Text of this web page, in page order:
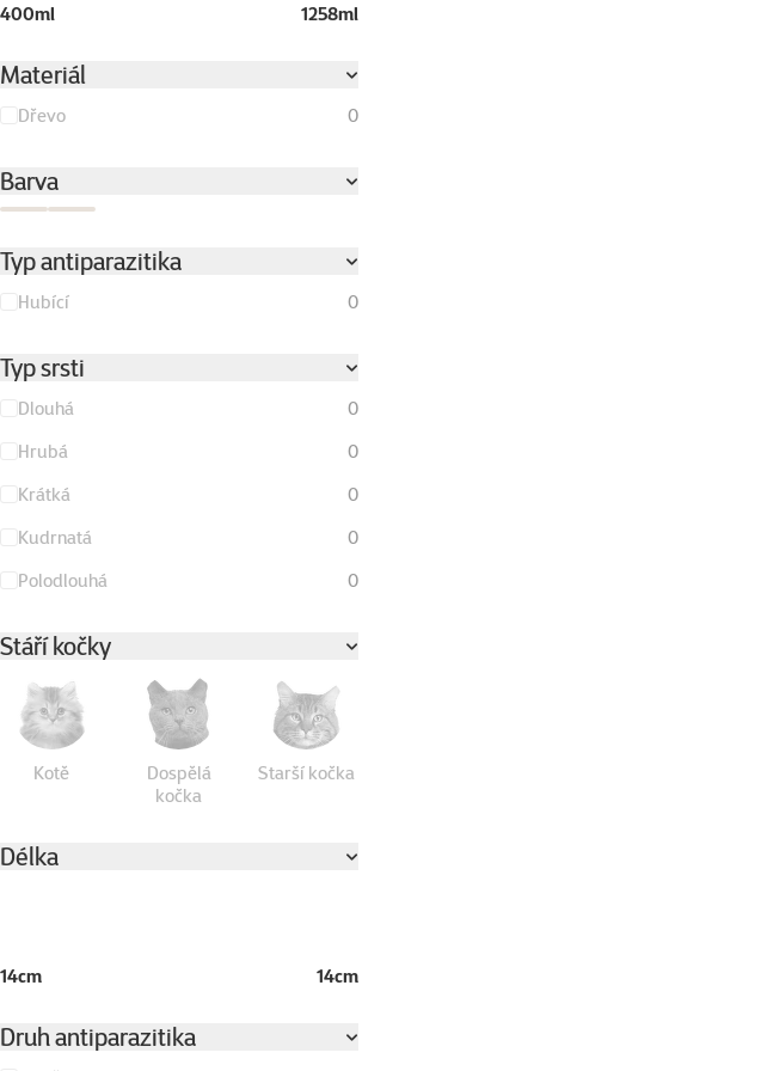
400ml 1258ml
Materiál
Dřevo 0
Barva
Typ antiparazitika
Hubící 0
Typ srsti
Dlouhá
0
Hrubá
0
Krátká
0
Kudrnatá
0
Polodlouhá
0
Stáří kočky
Kotě
Dospělá
kočka
Starší kočka
Délka
14cm 14cm
Druh antiparazitika